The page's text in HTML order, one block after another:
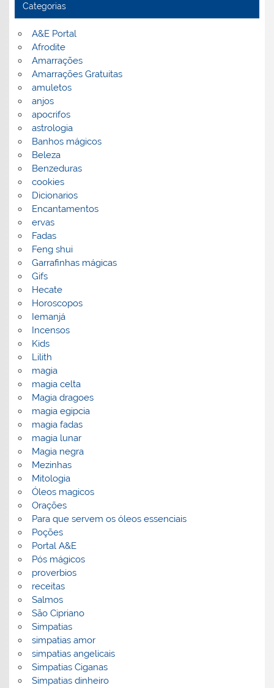
Categorias
A&E Portal
Afrodite
Amarrações
Amarrações Gratuitas
amuletos
anjos
apocrifos
astrologia
Banhos mágicos
Beleza
Benzeduras
cookies
Dicionarios
Encantamentos
ervas
Fadas
Feng shui
Garrafinhas mágicas
Gifs
Hecate
Horoscopos
Iemanjá
Incensos
Kids
Lilith
magia
magia celta
Magia dragoes
magia egipcia
magia fadas
magia lunar
Magia negra
Mezinhas
Mitologia
Óleos magicos
Orações
Para que servem os óleos essenciais
Poções
Portal A&E
Pós mágicos
proverbios
receitas
Salmos
São Cipriano
Simpatias
simpatias amor
simpatias angelicais
Simpatias Ciganas
Simpatias dinheiro